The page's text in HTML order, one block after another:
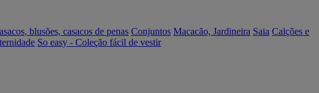
blusões, casacos de penas Conjuntos Macacão, Jardineira Saia Calções e
So easy - Coleção fácil de vestir